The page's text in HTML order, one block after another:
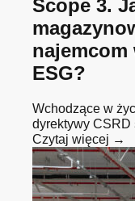
Scope 3.
ESG?
Wchodzące w
dyrektywy
Czytaj więcej →